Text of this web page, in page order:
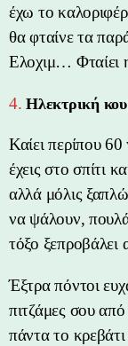
έχω το
θα φταίνε τα
Ελοχιμ…
4.Ηλεκτρική
Καίει περίπου
έχεις στο σπίτι
αλλά μόλις
να ψάλουν,
τόξο ξεπροβάλει
Έξτρα πόντοι
πιτζάμες σου από
πάντα το